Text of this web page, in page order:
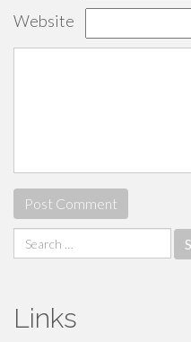
Website
Search
for:
Links